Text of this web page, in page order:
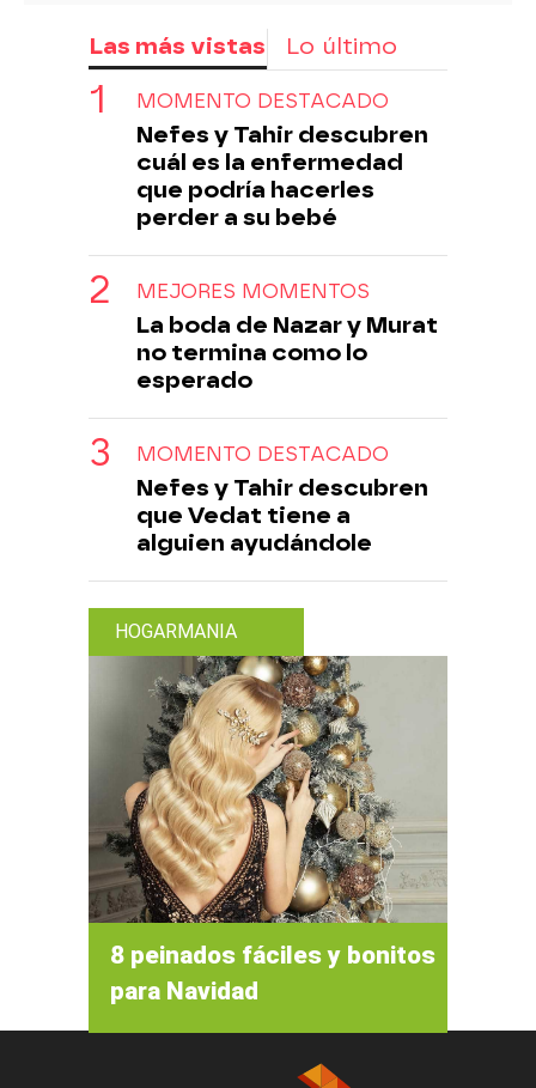
Las más vistas Lo último
MOMENTO DESTACADO
Nefes y Tahir descubren
cuál es la enfermedad
que podría hacerles
perder a su bebé
MEJORES MOMENTOS
La boda de Nazar y Murat
no termina como lo
esperado
MOMENTO DESTACADO
Nefes y Tahir descubren
que Vedat tiene a
alguien ayudándole
HOGARMANIA
8 peinados fáciles y bonitos
para Navidad